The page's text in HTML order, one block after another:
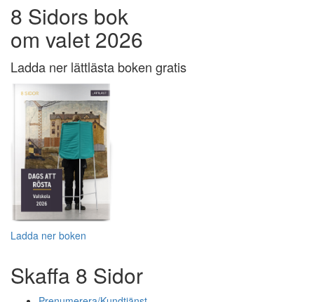
8 Sidors bok
om valet 2026
Ladda ner lättlästa boken gratis
Ladda ner boken
Skaffa 8 Sidor